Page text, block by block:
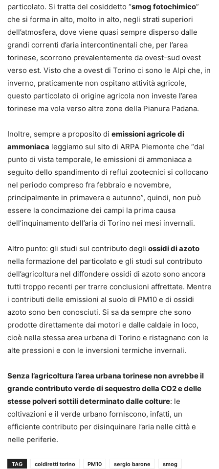
particolato. Si tratta del cosiddetto “smog fotochimico”
che si forma in alto, molto in alto, negli strati superiori
dell’atmosfera, dove viene quasi sempre disperso dalle
grandi correnti d’aria intercontinentali che, per l’area
torinese, scorrono prevalentemente da ovest-sud ovest
verso est. Visto che a ovest di Torino ci sono le Alpi che, in
inverno, praticamente non ospitano attività agricole,
questo particolato di origine agricola non investe l’area
torinese ma vola verso altre zone della Pianura Padana.
Inoltre, sempre a proposito di emissioni agricole di
ammoniaca leggiamo sul sito di ARPA Piemonte che “dal
punto di vista temporale, le emissioni di ammoniaca a
seguito dello spandimento di reflui zootecnici si collocano
nel periodo compreso fra febbraio e novembre,
principalmente in primavera e autunno”, quindi, non può
essere la concimazione dei campi la prima causa
dell’inquinamento dell’aria di Torino nei mesi invernali.
Altro punto: gli studi sul contributo degli ossidi di azoto
nella formazione del particolato e gli studi sul contributo
dell’agricoltura nel diffondere ossidi di azoto sono ancora
tutti troppo recenti per trarre conclusioni affrettate. Mentre
i contributi delle emissioni al suolo di PM10 e di ossidi
azoto sono ben conosciuti. Si sa da sempre che sono
prodotte direttamente dai motori e dalle caldaie in loco,
cioè nella stessa area urbana di Torino e ristagnano con le
alte pressioni e con le inversioni termiche invernali.
Senza l’agricoltura l’area urbana torinese non avrebbe il
grande contributo verde di sequestro della CO2 e delle
stesse polveri sottili determinato dalle colture: le
coltivazioni e il verde urbano forniscono, infatti, un
efficiente contributo per disinquinare l’aria nelle città e
nelle periferie.
TAG coldiretti torino PM10 sergio barone
smog